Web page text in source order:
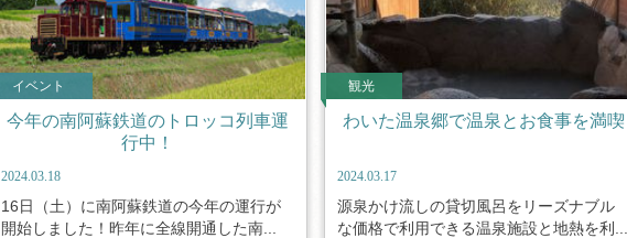
イベント
今年の南阿蘇鉄道のトロッコ列車運
行中！
2024.03.18
16日（土）に南阿蘇鉄道の今年の運行が
開始しました！昨年に全線開通した南...
観光
わいた温泉郷で温泉とお食事を満喫
2024.03.17
源泉かけ流しの貸切風呂をリーズナブル
な価格で利用できる温泉施設と地熱を利...